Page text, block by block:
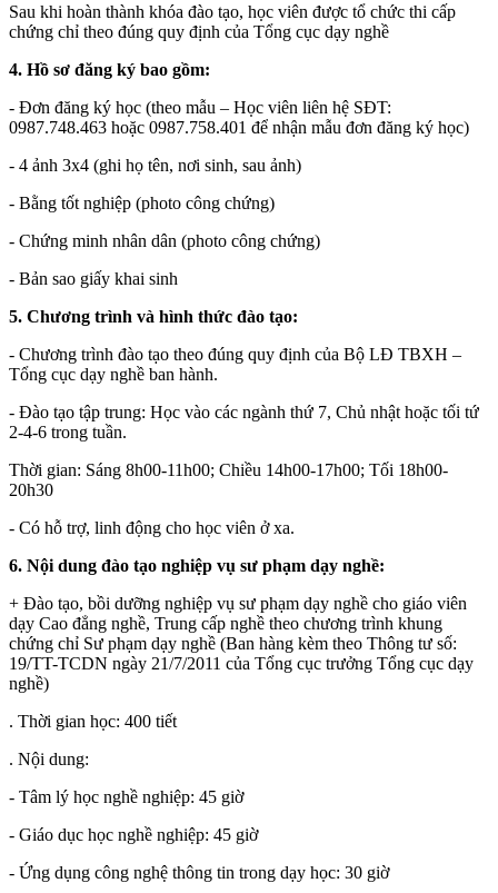
Sau khi hoàn thành khóa đào tạo, học viên được tổ chức thi cấp
chứng chỉ theo đúng quy định của Tổng cục dạy nghề
4. Hồ sơ đăng ký bao gồm:
- Đơn đăng ký học (theo mẫu – Học viên liên hệ SĐT:
0987.748.463 hoặc 0987.758.401 để nhận mẫu đơn đăng ký học)
- 4 ảnh 3x4 (ghi họ tên, nơi sinh, sau ảnh)
- Bằng tốt nghiệp (photo công chứng)
- Chứng minh nhân dân (photo công chứng)
- Bản sao giấy khai sinh
5. Chương trình và hình thức đào tạo:
- Chương trình đào tạo theo đúng quy định của Bộ LĐ TBXH –
Tổng cục dạy nghề ban hành.
- Đào tạo tập trung: Học vào các ngành thứ 7, Chủ nhật hoặc tối tứ
2-4-6 trong tuần.
Thời gian: Sáng 8h00-11h00; Chiều 14h00-17h00; Tối 18h00-
20h30
- Có hỗ trợ, linh động cho học viên ở xa.
6. Nội dung đào tạo nghiệp vụ sư phạm dạy nghề:
+ Đào tạo, bồi dưỡng nghiệp vụ sư phạm dạy nghề cho giáo viên
dạy Cao đẳng nghề, Trung cấp nghề theo chương trình khung
chứng chỉ Sư phạm dạy nghề (Ban hàng kèm theo Thông tư số:
19/TT-TCDN ngày 21/7/2011 của Tổng cục trưởng Tổng cục dạy
nghề)
. Thời gian học: 400 tiết
. Nội dung:
- Tâm lý học nghề nghiệp: 45 giờ
- Giáo dục học nghề nghiệp: 45 giờ
- Ứng dụng công nghệ thông tin trong dạy học: 30 giờ